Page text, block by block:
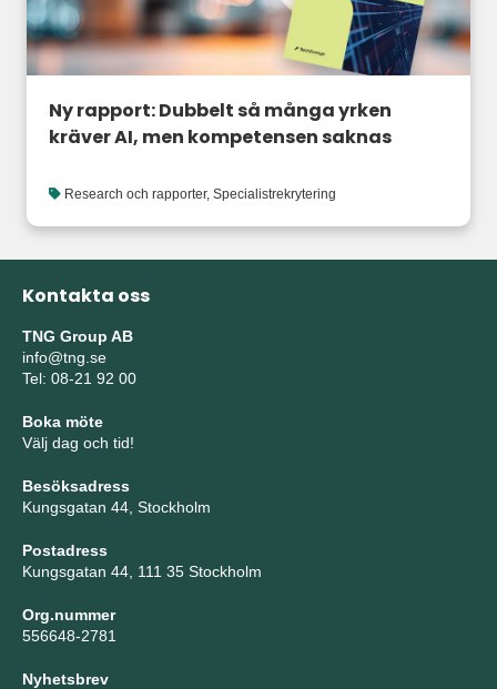
Ny rapport: Dubbelt så många yrken
kräver AI, men kompetensen saknas
Research och rapporter, Specialistrekrytering
Kontakta oss
TNG Group AB
info@tng.se
Tel: 08-21 92 00
Boka möte
Välj dag och tid!
Besöksadress
Kungsgatan 44, Stockholm
Postadress
Kungsgatan 44, 111 35 Stockholm
Org.nummer
556648-2781
Nyhetsbrev